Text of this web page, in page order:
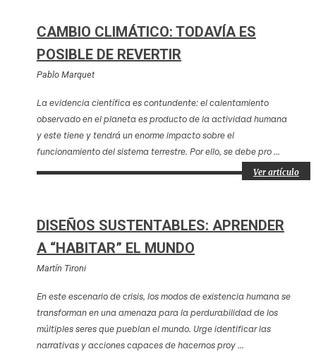
CAMBIO CLIMÁTICO: TODAVÍA ES
POSIBLE DE REVERTIR
Pablo Marquet
La evidencia científica es contundente: el calentamiento
observado en el planeta es producto de la actividad humana
y este tiene y tendrá un enorme impacto sobre el
funcionamiento del sistema terrestre. Por ello, se debe pro ...
Ver artículo
DISEÑOS SUSTENTABLES: APRENDER
A “HABITAR” EL MUNDO
Martín Tironi
En este escenario de crisis, los modos de existencia humana se
transforman en una amenaza para la perdurabilidad de los
múltiples seres que pueblan el mundo. Urge identificar las
narrativas y acciones capaces de hacernos proy ...